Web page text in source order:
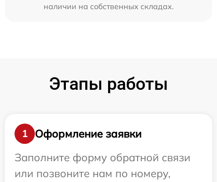
наличии на собственных складах.
Этапы работы
1
Оформление заявки
Заполните форму обратной связи
или позвоните нам по номеру,